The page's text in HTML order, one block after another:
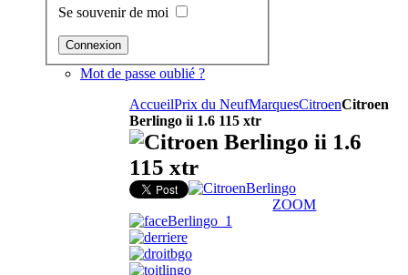
Se souvenir de moi
Mot de passe oublié ?
AccueilPrix du NeufMarquesCitroenCitroen
Berlingo ii 1.6 115 xtr
Citroen Berlingo ii 1.6
115 xtr
ZOOM